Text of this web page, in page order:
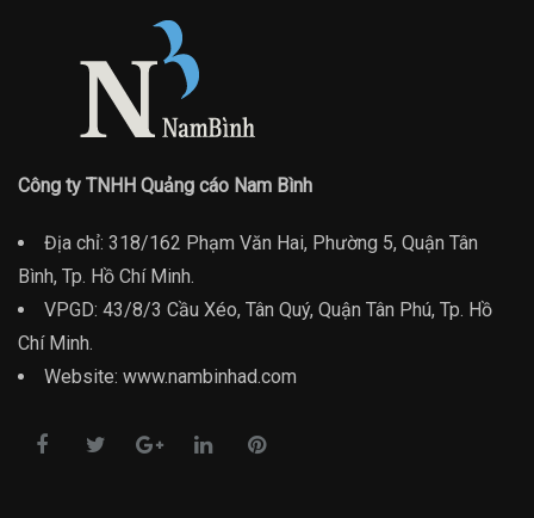
Công ty TNHH Quảng cáo Nam Bình
Địa chỉ: 318/162 Phạm Văn Hai, Phường 5, Quận Tân
Bình, Tp. Hồ Chí Minh.
VPGD: 43/8/3 Cầu Xéo, Tân Quý, Quận Tân Phú, Tp. Hồ
Chí Minh.
Website: www.nambinhad.com